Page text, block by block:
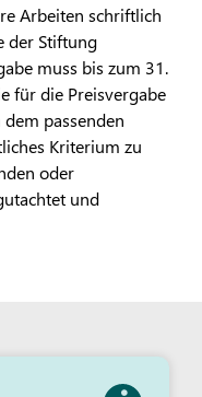
Arbeiten schriftlich
der Stiftung
muss bis zum 31.
für die Preisvergabe
passenden
Kriterium zu
oder
und